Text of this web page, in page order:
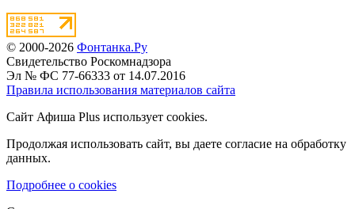
© 2000-2026 Фонтанка.Ру
Свидетельство Роскомнадзора
Эл № ФС 77-66333 от 14.07.2016
Правила использования материалов сайта
Сайт Афиша Plus использует cookies.
Продолжая использовать сайт, вы даете согласие на обработку
данных.
Подробнее о cookies